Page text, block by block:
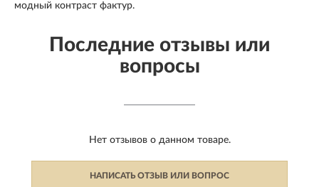
модный контраст фактур.
Последние отзывы или
вопросы
Нет отзывов о данном товаре.
НАПИСАТЬ ОТЗЫВ ИЛИ ВОПРОС